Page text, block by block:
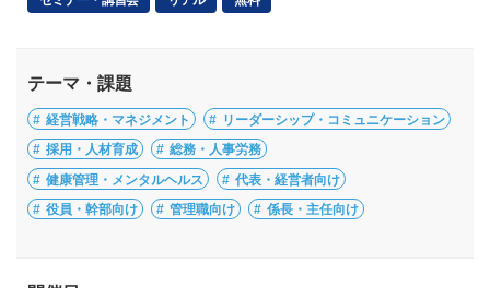
テーマ・課題
経営戦略・マネジメント リーダーシップ・コミュニケーション
採用・人材育成 総務・人事労務
健康管理・メンタルヘルス 代表・経営者向け
役員・幹部向け 管理職向け 係長・主任向け